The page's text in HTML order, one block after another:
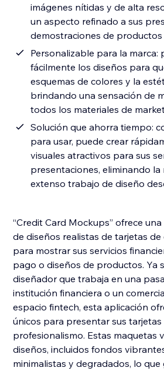
imágenes nítidas y de alta
un aspecto refinado a sus
demostraciones de productos
Personalizable para la marca:
fácilmente los diseños para
esquemas de colores y la
brindando una sensación de
todos los materiales de
Solución que ahorra tiempo:
para usar, puede crear
visuales atractivos para sus
presentaciones, eliminando la
extenso trabajo de diseño
“Credit Card Mockups” ofrece
de diseños realistas de tarjetas
para mostrar sus servicios
pago o diseños de productos. Ya
diseñador que trabaja en una
institución financiera o un
espacio fintech, esta aplicación
únicos para presentar sus tarjetas
profesionalismo. Estas maquetas
diseños, incluidos fondos
minimalistas y degradados, lo que